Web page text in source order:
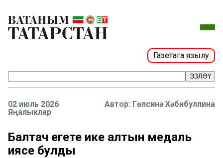
Газетага язылу
ЭЗЛӘҮ
02 июль 2026
Яңалыклар
Гөлсинә Хәбибуллина
Балтач егете ике алтын медаль
иясе булды